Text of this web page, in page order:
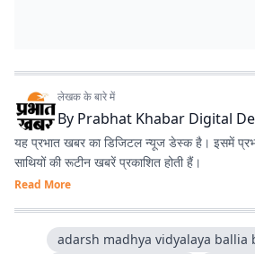
लेखक के बारे में
By Prabhat Khabar Digital
यह प्रभात खबर का डिजिटल न्यूज डेस्क है। इसमें
साथियों की रूटीन खबरें प्रकाशित होती हैं।
Read More
adarsh madhya vidyalaya ballia